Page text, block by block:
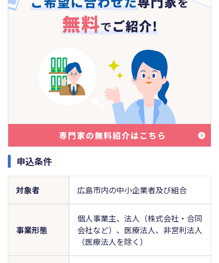
申込条件
対象者 広島市内の中小企業者及び組合
事業形態
個人事業主、法人（株式会社・合同
会社など）、医療法人、非営利法人
（医療法人を除く）